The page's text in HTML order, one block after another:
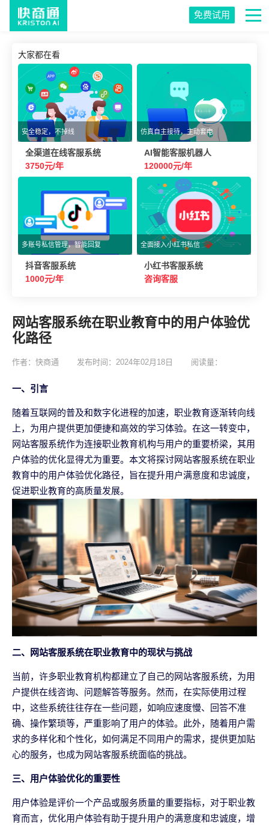
免费试用
大家都在看
安全稳定，不掉线
全渠道在线客服系统
3750元/年
仿真自主接待，主动套电
AI智能客服机器人
120000元/年
多账号私信管理，智能回复
抖音客服系统
1000元/年
全面接入小红书私信
小红书客服系统
咨询客服
网站客服系统在职业教育中的用户体验优
化路径
作者：快商通 发布时间：2024年02月18日 阅读量：
一、引言
随着互联网的普及和数字化进程的加速，职业教育逐渐转向线
上，为用户提供更加便捷和高效的学习体验。在这一转变中，
网站客服系统作为连接职业教育机构与用户的重要桥梁，其用
户体验的优化显得尤为重要。本文将探讨网站客服系统在职业
教育中的用户体验优化路径，旨在提升用户满意度和忠诚度，
促进职业教育的高质量发展。
二、网站客服系统在职业教育中的现状与挑战
当前，许多职业教育机构都建立了自己的网站客服系统，为用
户提供在线咨询、问题解答等服务。然而，在实际使用过程
中，这些系统往往存在一些问题，如响应速度慢、回答不准
确、操作繁琐等，严重影响了用户的体验。此外，随着用户需
求的多样化和个性化，如何满足不同用户的需求，提供更加贴
心的服务，也成为网站客服系统面临的挑战。
三、用户体验优化的重要性
用户体验是评价一个产品或服务质量的重要指标，对于职业教
育而言，优化用户体验有助于提升用户的满意度和忠诚度，增